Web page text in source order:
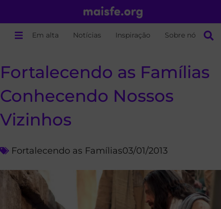
Em alta Notícias Inspiração Sobre nós
Fortalecendo as Famílias
Conhecendo Nossos
Vizinhos
Fortalecendo as Famílias03/01/2013